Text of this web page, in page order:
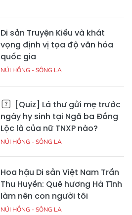
Di sản Truyện Kiều và khát
vọng định vị tọa độ văn hóa
quốc gia
NÚI HỒNG - SÔNG LA
[Quiz] Lá thư gửi mẹ trước
ngày hy sinh tại Ngã ba Đồng
Lộc là của nữ TNXP nào?
NÚI HỒNG - SÔNG LA
Hoa hậu Di sản Việt Nam Trần
Thu Huyền: Quê hương Hà Tĩnh
làm nên con người tôi
NÚI HỒNG - SÔNG LA